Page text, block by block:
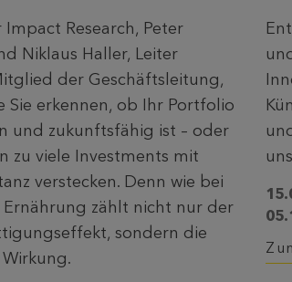
Impact Research, Peter
Niklaus Haller, Leiter
der Geschäftsleitung,
Sie erkennen, ob Ihr Portfolio
und zukunftsfähig ist – oder
zu viele Investments mit
verstecken. Denn wie bei
zählt nicht nur der
sondern die